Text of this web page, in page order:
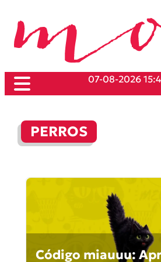
07-08-2026
PERROS
Código miauuu: